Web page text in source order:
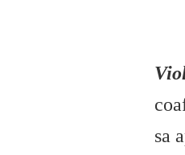
sa